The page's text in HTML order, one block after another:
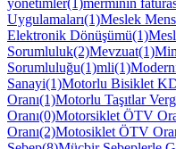
Uygulamaları(1)Meslek
Elektronik Dönüşümü(1)
Sorumluluk(2)Mevzuat(1)
Sorumluluğu(1)mli(1)
Sanayi(1)Motorlu Bisiklet
Oranı(1)Motorlu Taşıtlar
Oranı(0)Motorsiklet ÖTV
Oranı(2)Motosiklet ÖTV